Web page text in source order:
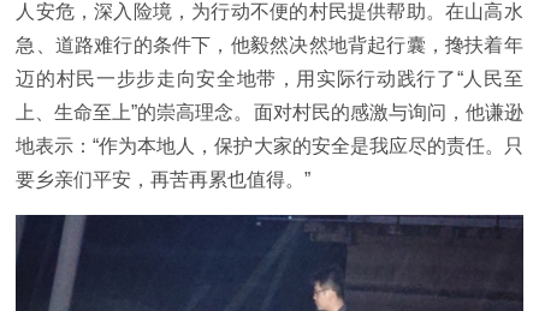
人安危，深入险境，为行动不便的村民提供帮助。在山高水
急、道路难行的条件下，他毅然决然地背起行囊，搀扶着年
迈的村民一步步走向安全地带，用实际行动践行了“人民至
上、生命至上”的崇高理念。面对村民的感激与询问，他谦逊
地表示：“作为本地人，保护大家的安全是我应尽的责任。只
要乡亲们平安，再苦再累也值得。”